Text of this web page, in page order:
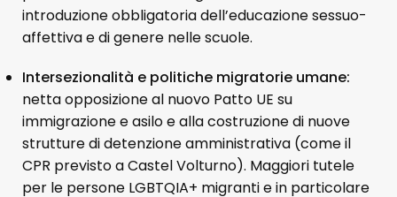
introduzione obbligatoria dell’educazione sessuo-
affettiva e di genere nelle scuole.
Intersezionalità e politiche migratorie umane:
netta opposizione al nuovo Patto UE su
immigrazione e asilo e alla costruzione di nuove
strutture di detenzione amministrativa (come il
CPR previsto a Castel Volturno). Maggiori tutele
per le persone LGBTQIA+ migranti e in particolare